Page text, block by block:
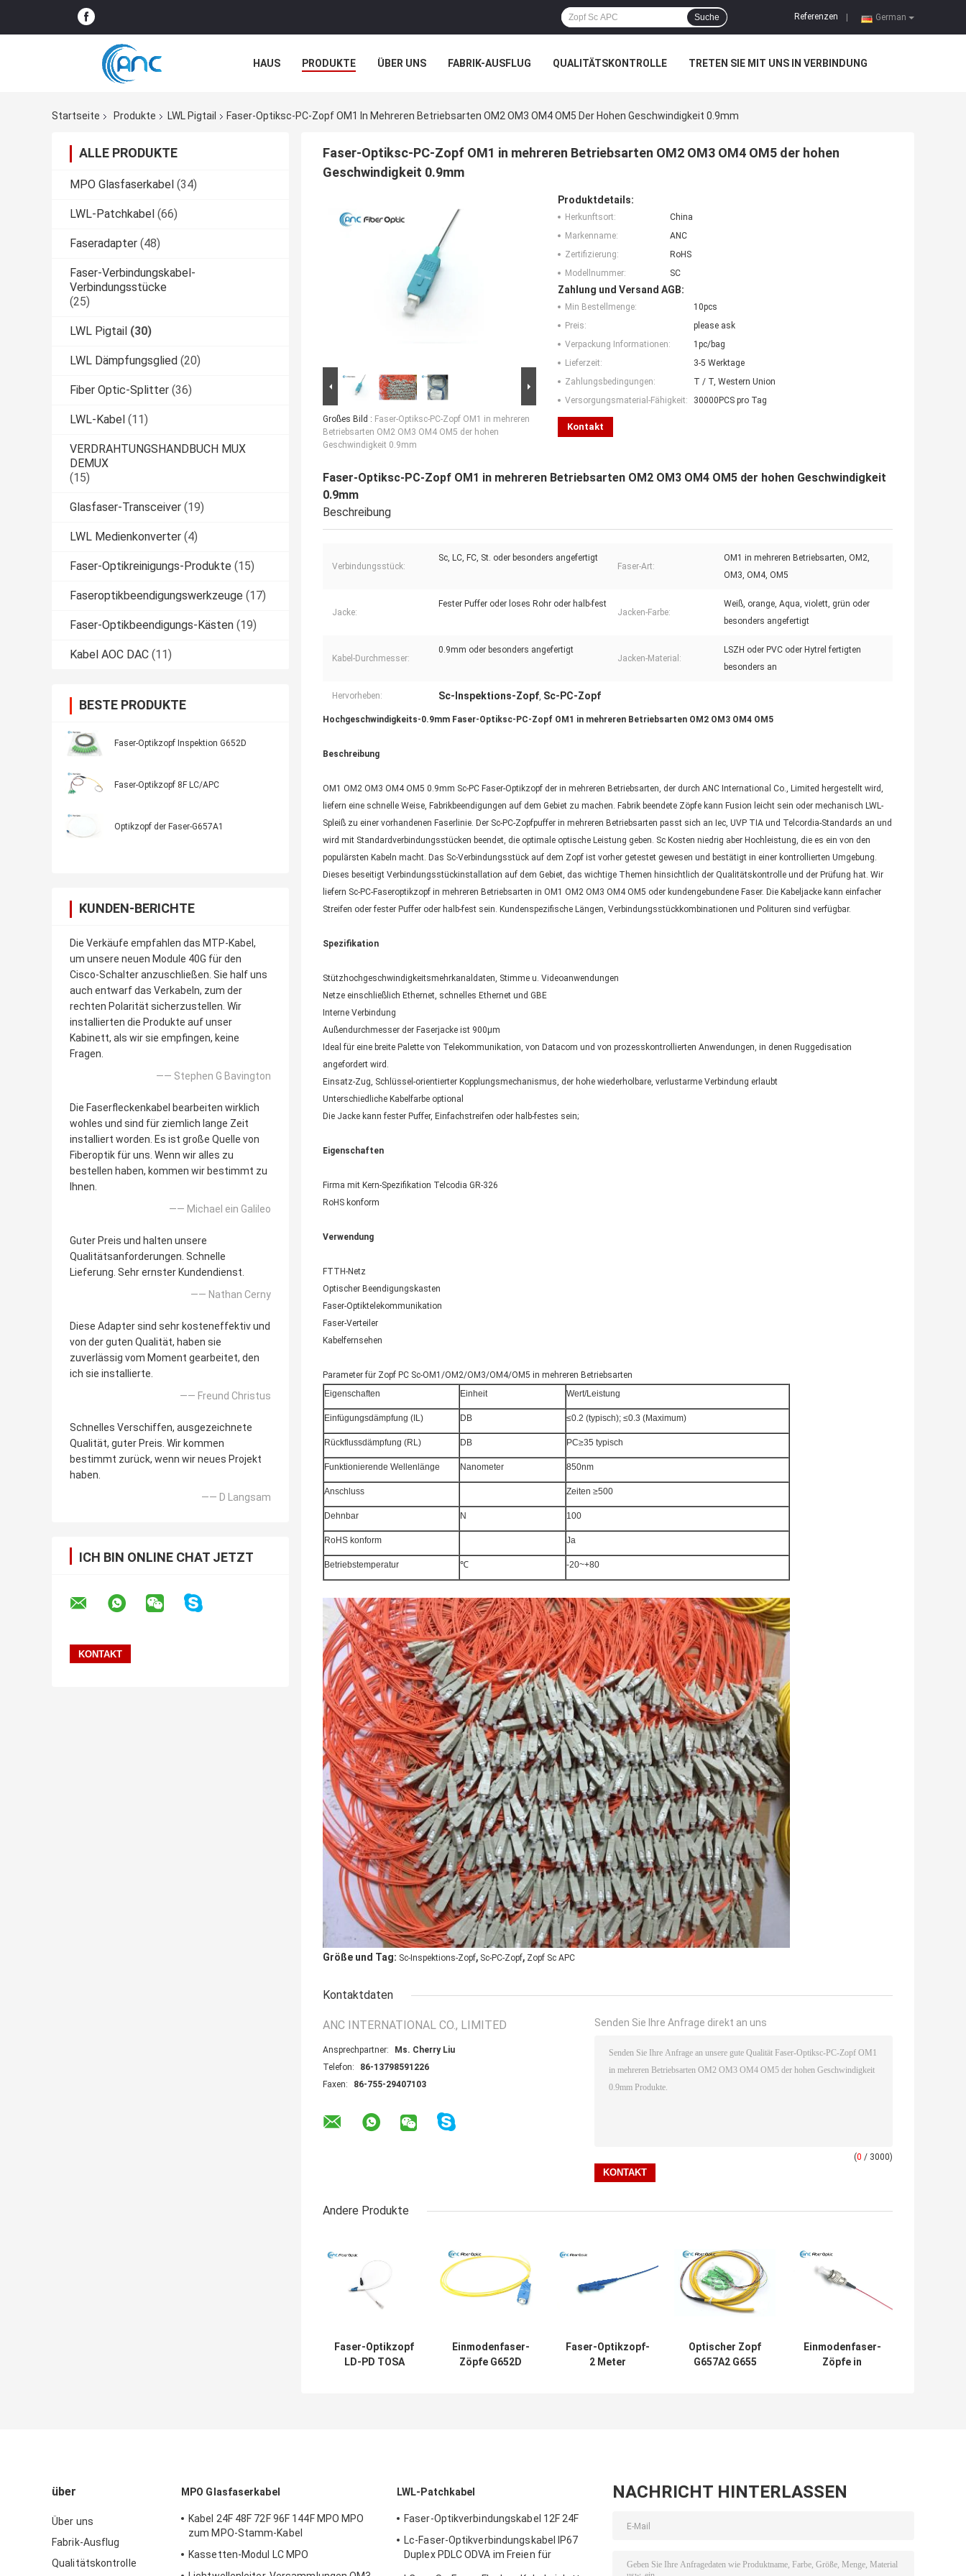
German
Referenzen
Suche
HAUS PRODUKTE ÜBER UNS FABRIK-AUSFLUG QUALITÄTSKONTROLLE TRETEN SIE MIT UNS IN VERBINDUNG
Startseite
Produkte LWL Pigtail Faser-Optiksc-PC-Zopf OM1 In Mehreren Betriebsarten OM2 OM3 OM4 OM5 Der Hohen Geschwindigkeit 0.9mm
ALLE PRODUKTE
MPO Glasfaserkabel (34)
LWL-Patchkabel (66)
Faseradapter (48)
Faser-Verbindungskabel-
Verbindungsstücke
(25)
LWL Pigtail (30)
LWL Dämpfungsglied (20)
Fiber Optic-Splitter (36)
LWL-Kabel (11)
VERDRAHTUNGSHANDBUCH MUX
DEMUX
(15)
Glasfaser-Transceiver (19)
LWL Medienkonverter (4)
Faser-Optikreinigungs-Produkte (15)
Faseroptikbeendigungswerkzeuge (17)
Faser-Optikbeendigungs-Kästen (19)
Kabel AOC DAC (11)
BESTE PRODUKTE
Faser-Optikzopf Inspektion G652D
Faser-Optikzopf 8F LC/APC
Optikzopf der Faser-G657A1
KUNDEN-BERICHTE
Die Verkäufe empfahlen das MTP-Kabel,
um unsere neuen Module 40G für den
Cisco-Schalter anzuschließen. Sie half uns
auch entwarf das Verkabeln, zum der
rechten Polarität sicherzustellen. Wir
installierten die Produkte auf unser
Kabinett, als wir sie empfingen, keine
Fragen.
—— Stephen G Bavington
Die Faserfleckenkabel bearbeiten wirklich
wohles und sind für ziemlich lange Zeit
installiert worden. Es ist große Quelle von
Fiberoptik für uns. Wenn wir alles zu
bestellen haben, kommen wir bestimmt zu
Ihnen.
—— Michael ein Galileo
Guter Preis und halten unsere
Qualitätsanforderungen. Schnelle
Lieferung. Sehr ernster Kundendienst.
—— Nathan Cerny
Diese Adapter sind sehr kosteneffektiv und
von der guten Qualität, haben sie
zuverlässig vom Moment gearbeitet, den
ich sie installierte.
—— Freund Christus
Schnelles Verschiffen, ausgezeichnete
Qualität, guter Preis. Wir kommen
bestimmt zurück, wenn wir neues Projekt
haben.
—— D Langsam
ICH BIN ONLINE CHAT JETZT
Faser-Optiksc-PC-Zopf OM1 in mehreren Betriebsarten OM2 OM3 OM4 OM5 der hohen
Geschwindigkeit 0.9mm
Großes Bild : Faser-Optiksc-PC-Zopf OM1 in mehreren
Betriebsarten OM2 OM3 OM4 OM5 der hohen
Geschwindigkeit 0.9mm
Produktdetails:
Herkunftsort:
China
Markenname:
ANC
Zertifizierung:
RoHS
Modellnummer:
SC
Zahlung und Versand AGB:
Min Bestellmenge:
10pcs
Preis:
please ask
Verpackung Informationen:
1pc/bag
Lieferzeit:
3-5 Werktage
Zahlungsbedingungen:
T / T, Western Union
Versorgungsmaterial-Fähigkeit:
30000PCS pro Tag
Kontakt
Faser-Optiksc-PC-Zopf OM1 in mehreren Betriebsarten OM2 OM3 OM4 OM5 der hohen Geschwindigkeit
0.9mm
Beschreibung
Verbindungsstück:
Sc, LC, FC, St. oder besonders angefertigt
Faser-Art:
OM1 in mehreren Betriebsarten, OM2,
OM3, OM4, OM5
Jacke:
Fester Puffer oder loses Rohr oder halb-fest
Jacken-Farbe:
Weiß, orange, Aqua, violett, grün oder
besonders angefertigt
Kabel-Durchmesser:
0.9mm oder besonders angefertigt
Jacken-Material:
LSZH oder PVC oder Hytrel fertigten
besonders an
Hervorheben: Sc-Inspektions-Zopf, Sc-PC-Zopf
Hochgeschwindigkeits-0.9mm Faser-Optiksc-PC-Zopf OM1 in mehreren Betriebsarten OM2 OM3 OM4 OM5
Beschreibung
OM1 OM2 OM3 OM4 OM5 0.9mm Sc-PC Faser-Optikzopf der in mehreren Betriebsarten, der durch ANC International Co., Limited hergestellt wird,
liefern eine schnelle Weise, Fabrikbeendigungen auf dem Gebiet zu machen. Fabrik beendete Zöpfe kann Fusion leicht sein oder mechanisch LWL-
Spleiß zu einer vorhandenen Faserlinie. Der Sc-PC-Zopfpuffer in mehreren Betriebsarten passt sich an Iec, UVP TIA und Telcordia-Standards an und
wird mit Standardverbindungsstücken beendet, die optimale optische Leistung geben. Sc Kosten niedrig aber Hochleistung, die es ein von den
populärsten Kabeln macht. Das Sc-Verbindungsstück auf dem Zopf ist vorher getestet gewesen und bestätigt in einer kontrollierten Umgebung.
Dieses beseitigt Verbindungsstückinstallation auf dem Gebiet, das wichtige Themen hinsichtlich der Qualitätskontrolle und der Prüfung hat. Wir
liefern Sc-PC-Faseroptikzopf in mehreren Betriebsarten in OM1 OM2 OM3 OM4 OM5 oder kundengebundene Faser. Die Kabeljacke kann einfacher
Streifen oder fester Puffer oder halb-fest sein. Kundenspezifische Längen, Verbindungsstückkombinationen und Polituren sind verfügbar.
Spezifikation
Stützhochgeschwindigkeitsmehrkanaldaten, Stimme u. Videoanwendungen
Netze einschließlich Ethernet, schnelles Ethernet und GBE
Interne Verbindung
Außendurchmesser der Faserjacke ist 900µm
Ideal für eine breite Palette von Telekommunikation, von Datacom und von prozesskontrollierten Anwendungen, in denen Ruggedisation
angefordert wird.
Einsatz-Zug, Schlüssel-orientierter Kopplungsmechanismus, der hohe wiederholbare, verlustarme Verbindung erlaubt
Unterschiedliche Kabelfarbe optional
Die Jacke kann fester Puffer, Einfachstreifen oder halb-festes sein;
Eigenschaften
Firma mit Kern-Spezifikation Telcodia GR-326
RoHS konform
Verwendung
FTTH-Netz
Optischer Beendigungskasten
Faser-Optiktelekommunikation
Faser-Verteiler
Kabelfernsehen
Parameter für Zopf PC Sc-OM1/OM2/OM3/OM4/OM5 in mehreren Betriebsarten
Eigenschaften
Einheit Wert/Leistung
Einfügungsdämpfung (IL) DB ≤0.2 (typisch); ≤0.3 (Maximum)
Rückflussdämpfung (RL) DB PC≥35 typisch
Funktionierende Wellenlänge Nanometer 850nm
Anschluss Zeiten ≥500
Dehnbar N 100
RoHS konform Ja
Betriebstemperatur ℃ -20~+80
Größe und Tag: Sc-Inspektions-Zopf, Sc-PC-Zopf, Zopf Sc APC
Kontaktdaten
ANC INTERNATIONAL CO., LIMITED
Ansprechpartner:
Ms. Cherry Liu
Telefon:
86-13798591226
Faxen:
86-755-29407103
Senden Sie Ihre Anfrage direkt an uns
(0 / 3000)
Andere Produkte
Faser-Optikzopf
LD-PD TOSA
Einmodenfaser-
Zöpfe G652D
Faser-Optikzopf-
2 Meter
Optischer Zopf
G657A2 G655
Einmodenfaser-
Zöpfe in
über
Über uns
Fabrik-Ausflug
Qualitätskontrolle
MPO Glasfaserkabel
Kabel 24F 48F 72F 96F 144F MPO MPO
zum MPO-Stamm-Kabel
Kassetten-Modul LC MPO
LWL-Patchkabel
Faser-Optikverbindungskabel 12F 24F
Lc-Faser-Optikverbindungskabel IP67
Duplex PDLC ODVA im Freien für
NACHRICHT HINTERLASSEN